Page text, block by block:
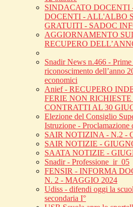
SINDACATO
DOCENTI - ALL'ALBO
GRATUITI - SADOC
AGGIORNAMENTO
RECUPERO
Snadir News n.466 -
riconoscimento dell’anno
economici
Anief - RECUPERO
FERIE NON
CONTRATTI AL 30
Elezione del Consiglio
Istruzione -
SAIR NOTIZINA - N.2 -
SAIR NOTIZIE -
SAATA NOTIZIE -
Snadir - Professione_ir_05
FENSIR - INFORMA
N. 2 - MAGGIO 2024
Udiss - difendi oggi la
secondaria I°